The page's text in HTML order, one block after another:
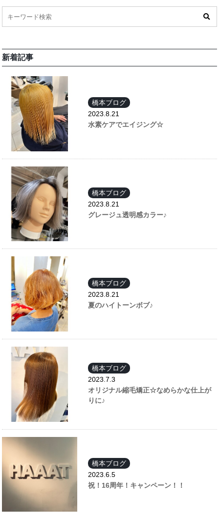
新着記事
橋本ブログ
2023.8.21
水素ケアでエイジング☆
橋本ブログ
2023.8.21
グレージュ透明感カラー♪
橋本ブログ
2023.8.21
夏のハイトーンボブ♪
橋本ブログ
2023.7.3
オリジナル縮毛矯正☆なめらかな仕上が
りに♪
橋本ブログ
2023.6.5
祝！16周年！キャンペーン！！